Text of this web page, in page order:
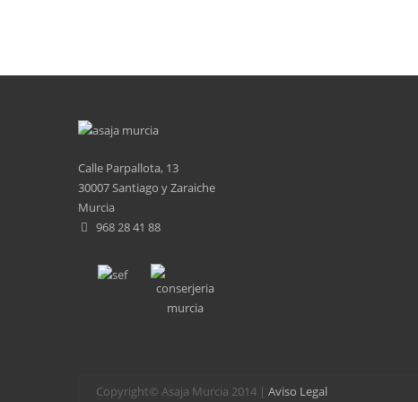
Calle Parpallota, 13
30007 Santiago y Zaraiche
Murcia
968 28 41 88
Copyright© Asaja Murcia 2014 | Aviso Legal